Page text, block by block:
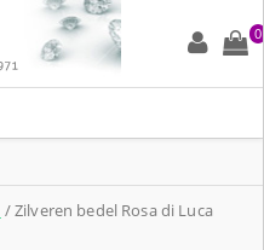
0
/ Zilveren bedel Rosa di Luca